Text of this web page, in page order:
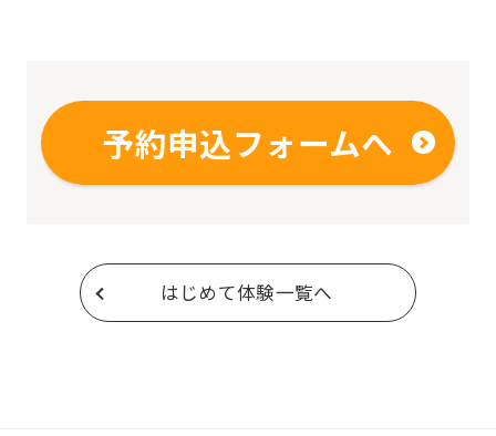
予約申込フォームへ
はじめて体験一覧へ